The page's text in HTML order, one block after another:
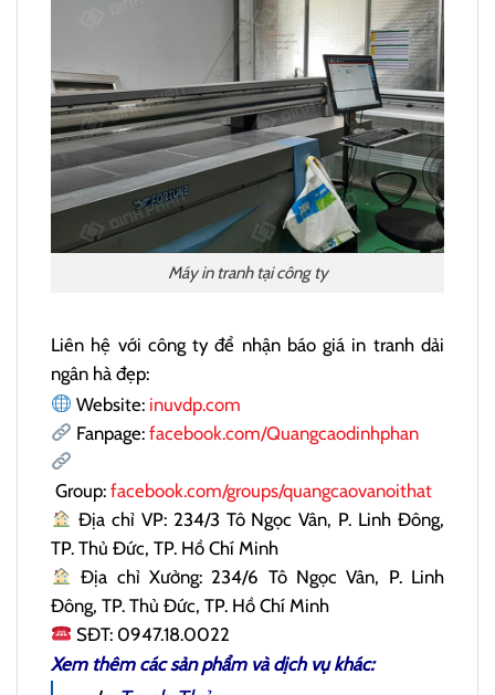
Máy in tranh tại công ty
Liên hệ với công ty để nhận báo giá in tranh dải
ngân hà đẹp:
Website: inuvdp.com
Fanpage: facebook.com/Quangcaodinhphan
Group: facebook.com/groups/quangcaovanoithat
Địa chỉ VP: 234/3 Tô Ngọc Vân, P. Linh Đông,
TP. Thủ Đức, TP. Hồ Chí Minh
Địa chỉ Xưởng: 234/6 Tô Ngọc Vân, P. Linh
Đông, TP. Thủ Đức, TP. Hồ Chí Minh
SĐT: 0947.18.0022
Xem thêm các sản phẩm và dịch vụ khác: